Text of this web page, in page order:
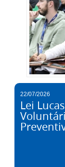
22/07/2026
Lei